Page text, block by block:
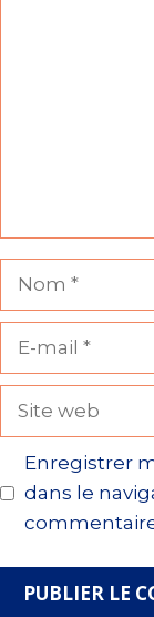
Nom
Site
Enregistrer
dans le